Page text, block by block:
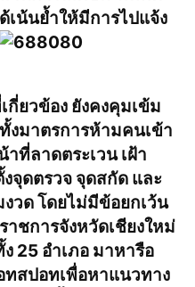
น้นย้ำให้มีการไปแจ้ง
ยวข้อง ยังคงคุมเข้ม
งมาตรการห้ามคนเข้า
าที่ลาดตระเวน เฝ้า
งจุดตรวจ จุดสกัด และ
วด โดยไม่มีข้อยกเว้น
าชการจังหวัดเชียงใหม่
25 อำเภอ มาหารือ
ทสปอทเพื่อหาแนวทาง